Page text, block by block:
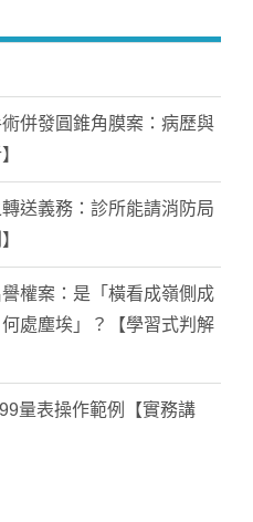
併發圓錐角膜案：病歷與
送義務：診所能請消防局
權案：是「橫看成嶺側成
處塵埃」？【學習式判解
量表操作範例【實務講